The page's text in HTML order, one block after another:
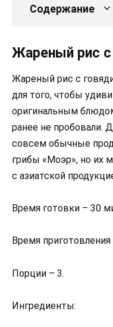
Содержание
Жареный рис с
Жареный рис с
для того, чтобы
оригинальным
ранее не пробовали.
совсем обычные
грибы «Моэр», но их
с азиатской
Время готовки – 30
Время
Порции – 3.
Ингредиенты: